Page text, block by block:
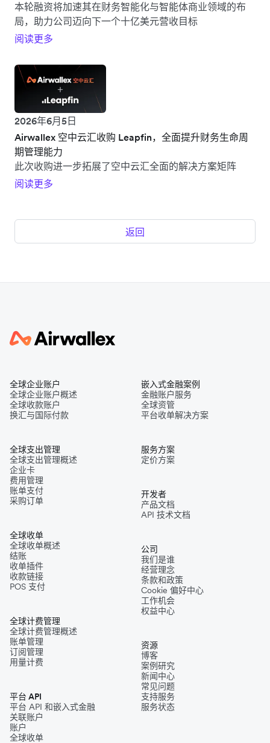
本轮融资将加速其在财务智能化与智能体商业领域的布
局，助力公司迈向下一个十亿美元营收目标
阅读更多
2026年6月5日
Airwallex 空中云汇收购 Leapfin，全面提升财务生命周
期管理能力
此次收购进一步拓展了空中云汇全面的解决方案矩阵
阅读更多
返回
全球企业账户
全球企业账户概述
全球收款账户
换汇与国际付款
全球支出管理
全球支出管理概述
企业卡
费用管理
账单支付
采购订单
全球收单
全球收单概述
结账
收单插件
收款链接
POS 支付
全球计费管理
全球计费管理概述
账单管理
订阅管理
用量计费
平台 API
平台 API 和嵌入式金融
关联账户
账户
全球收单
嵌入式金融案例
金融账户服务
全球资管
平台收单解决方案
服务方案
定价方案
开发者
产品文档
API 技术文档
公司
我们是谁
经营理念
条款和政策
Cookie 偏好中心
工作机会
权益中心
资源
博客
案例研究
新闻中心
常见问题
支持服务
服务状态